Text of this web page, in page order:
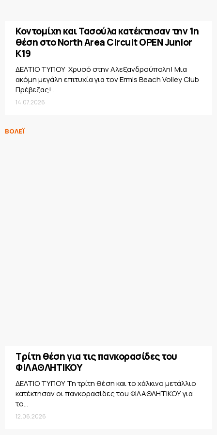
Κοντομίχη και Τασούλα κατέκτησαν την 1η
θέση στο North Area Circuit OPEN Junior
K19
ΔΕΛΤΙΟ ΤΥΠΟΥ Χρυσό στην Αλεξανδρούπολη! Μια
ακόμη μεγάλη επιτυχία για τον Ermis Beach Volley Club
Πρέβεζας!...
14.07.2026
ΒΟΛΕΪ
Τρίτη θέση για τις πανκορασίδες του
ΦΙΛΑΘΛΗΤΙΚΟΥ
ΔΕΛΤΙΟ ΤΥΠΟΥ Τη τρίτη θέση και το χάλκινο μετάλλιο
κατέκτησαν οι πανκορασίδες του ΦΙΛΑΘΛΗΤΙΚΟΥ για
το...
12.06.2026